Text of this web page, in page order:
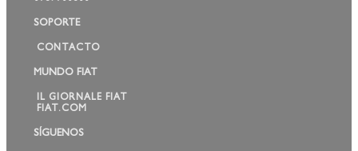
SOPORTE
CONTACTO
MUNDO FIAT
IL GIORNALE FIAT
FIAT.COM
SÍGUENOS